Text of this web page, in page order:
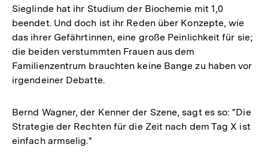
Sieglinde hat ihr Studium der Biochemie mit 1,0
beendet. Und doch ist ihr Reden über Konzepte, wie
das ihrer Gefährtinnen, eine große Peinlichkeit für sie;
die beiden verstummten Frauen aus dem
Familienzentrum brauchten keine Bange zu haben vor
irgendeiner Debatte.
Bernd Wagner, der Kenner der Szene, sagt es so: "Die
Strategie der Rechten für die Zeit nach dem Tag X ist
einfach armselig."